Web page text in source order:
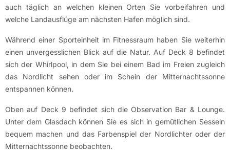
auch täglich an welchen kleinen Orten Sie vorbeifahren und
welche Landausflüge am nächsten Hafen möglich sind.
Während einer Sporteinheit im Fitnessraum haben Sie weiterhin
einen unvergesslichen Blick auf die Natur. Auf Deck 8 befindet
sich der Whirlpool, in dem Sie bei einem Bad im Freien zugleich
das Nordlicht sehen oder im Schein der Mitternachtssonne
entspannen können.
Oben auf Deck 9 befindet sich die Observation Bar & Lounge.
Unter dem Glasdach können Sie es sich in gemütlichen Sesseln
bequem machen und das Farbenspiel der Nordlichter oder der
Mitternachtssonne beobachten.